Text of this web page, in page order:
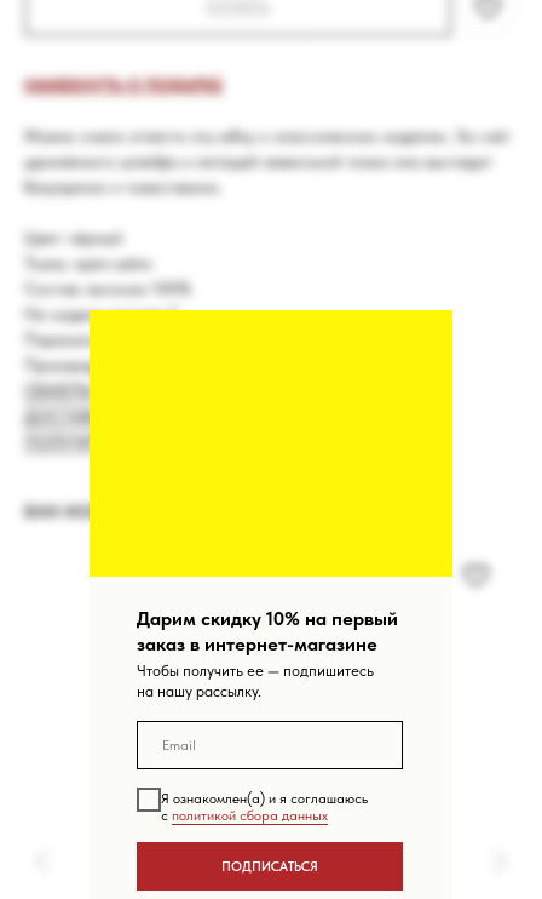
НАМЕКНУТЬ О ПОДАРКЕ
Можно смело отнести эту юбку к классическим моделям. За счёт
удлинённого шлейфа и летящей невесомой ткани она выглядит
безупречно и тожественно.
Цвет: чёрный
Ткань: креп-шёлк
Состав: вискоза 100%
На модели размер S
Параметры модели: 178/90/67/95
Производство: Россия
ОБМЕРЫ
ДОСТАВКА
ВАМ МОЖЕТ ПОНРАВИТЬСЯ
Дарим скидку 10% на первый
заказ в интернет-магазине
Чтобы получить ее — подпишитесь
на нашу рассылку.
Я ознакомлен(а) и я соглашаюсь
с политикой сбора данных
ПОДПИСАТЬСЯ